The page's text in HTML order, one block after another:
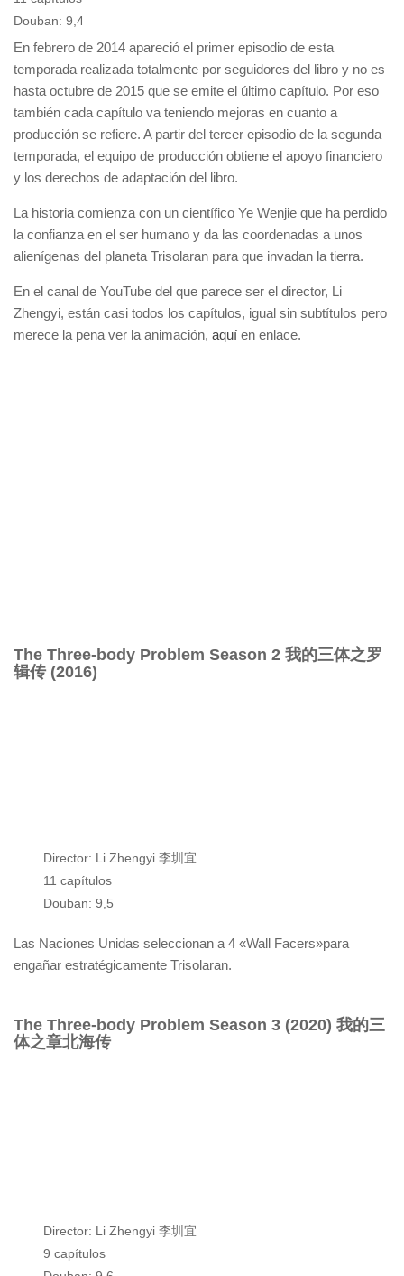
Douban: 9,4
En febrero de 2014 apareció el primer episodio de esta
temporada realizada totalmente por seguidores del libro y no es
hasta octubre de 2015 que se emite el último capítulo. Por eso
también cada capítulo va teniendo mejoras en cuanto a
producción se refiere. A partir del tercer episodio de la segunda
temporada, el equipo de producción obtiene el apoyo financiero
y los derechos de adaptación del libro.
La historia comienza con un científico Ye Wenjie que ha perdido
la confianza en el ser humano y da las coordenadas a unos
alienígenas del planeta Trisolaran para que invadan la tierra.
En el canal de YouTube del que parece ser el director, Li
Zhengyi, están casi todos los capítulos, igual sin subtítulos pero
merece la pena ver la animación, aquí en enlace.
The Three-body Problem Season 2 我的三体之罗
辑传 (2016)
Director: Li Zhengyi 李圳宜
11 capítulos
Douban: 9,5
Las Naciones Unidas seleccionan a 4 «Wall Facers»para
engañar estratégicamente Trisolaran.
The Three-body Problem Season 3 (2020) 我的三
体之章北海传
Director: Li Zhengyi 李圳宜
9 capítulos